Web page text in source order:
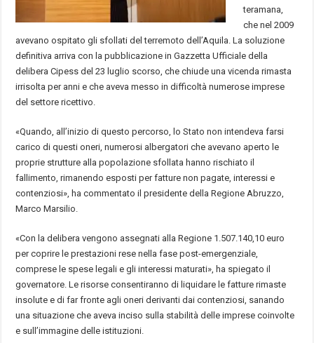
teramana,
che nel 2009
avevano ospitato gli sfollati del terremoto dell’Aquila. La soluzione
definitiva arriva con la pubblicazione in Gazzetta Ufficiale della
delibera Cipess del 23 luglio scorso, che chiude una vicenda rimasta
irrisolta per anni e che aveva messo in difficoltà numerose imprese
del settore ricettivo.
«Quando, all’inizio di questo percorso, lo Stato non intendeva farsi
carico di questi oneri, numerosi albergatori che avevano aperto le
proprie strutture alla popolazione sfollata hanno rischiato il
fallimento, rimanendo esposti per fatture non pagate, interessi e
contenziosi», ha commentato il presidente della Regione Abruzzo,
Marco Marsilio.
«Con la delibera vengono assegnati alla Regione 1.507.140,10 euro
per coprire le prestazioni rese nella fase post-emergenziale,
comprese le spese legali e gli interessi maturati», ha spiegato il
governatore. Le risorse consentiranno di liquidare le fatture rimaste
insolute e di far fronte agli oneri derivanti dai contenziosi, sanando
una situazione che aveva inciso sulla stabilità delle imprese coinvolte
e sull’immagine delle istituzioni.